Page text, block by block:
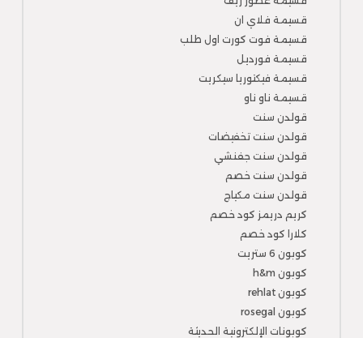
قسيمة فلاي ان
قسيمة فوت كورت اول طلب
قسيمة فورديل
قسيمة فيكتوريا سيكريت
قسيمة ناو ناو
قولدن سنت
قولدن سنت تخفيضات
قولدن سنت جفنشي
قولدن سنت خصم
قولدن سنت مكياج
كريم دريمز كود خصم
كلارا كود خصم
كوبون 6 ستريت
كوبون h&m
كوبون rehlat
كوبون rosegal
كوبونات الإلكترونية الحديثة